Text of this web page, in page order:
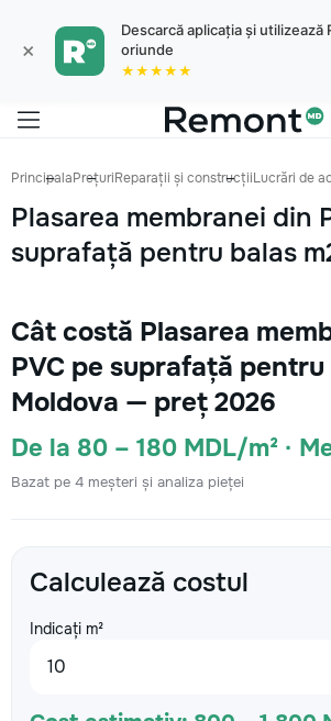
×
Descarcă aplicația și utilizează
oriunde
★★★★★
PrincipalaPrețuriReparații și construcțiiLucrări de
Plasarea membranei din
suprafață pentru balas
Cât costă Plasarea
PVC pe suprafață pentru
Moldova — preț 2026
De la 80 – 180 MDL/m² ·
Bazat pe 4 meșteri și analiza pieței
Calculează costul
Indicați m²